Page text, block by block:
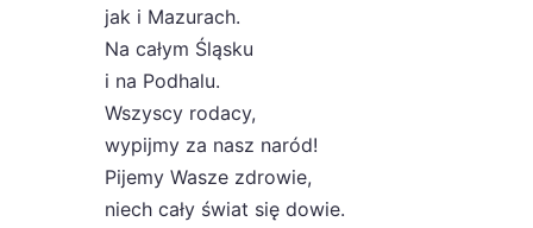
jak i Mazurach.
Na całym Śląsku
i na Podhalu.
Wszyscy rodacy,
wypijmy za nasz naród!
Pijemy Wasze zdrowie,
niech cały świat się dowie.